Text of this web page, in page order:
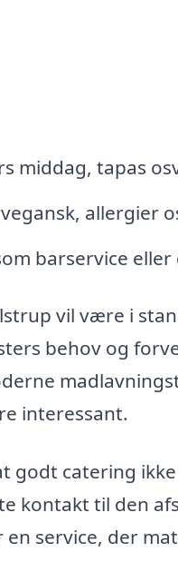
middag, tapas
allergier
barservice
vil være i
behov og
interessant.
catering
kontakt til den
service, der